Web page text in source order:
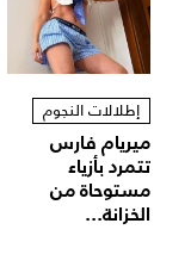
إطلالات النجوم
ميريام فارس
تتمرد بأزياء
مستوحاة من
الخزانة...